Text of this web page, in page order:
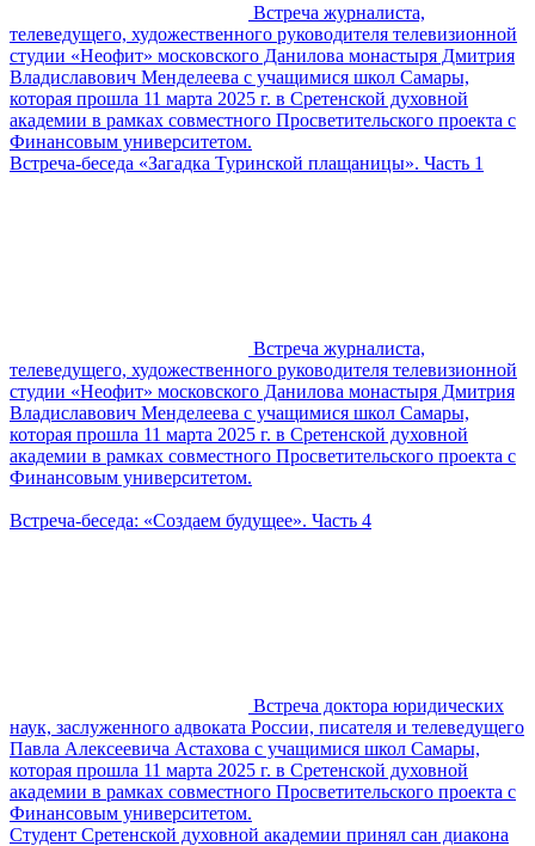
Встреча журналиста,
телеведущего, художественного руководителя телевизионной
студии «Неофит» московского Данилова монастыря Дмитрия
Владиславович Менделеева с учащимися школ Самары,
которая прошла 11 марта 2025 г. в Сретенской духовной
академии в рамках совместного Просветительского проекта с
Финансовым университетом.
Встреча-беседа «Загадка Туринской плащаницы». Часть 1
Встреча журналиста,
телеведущего, художественного руководителя телевизионной
студии «Неофит» московского Данилова монастыря Дмитрия
Владиславович Менделеева с учащимися школ Самары,
которая прошла 11 марта 2025 г. в Сретенской духовной
академии в рамках совместного Просветительского проекта с
Финансовым университетом.
Встреча-беседа: «Создаем будущее». Часть 4
Встреча доктора юридических
наук, заслуженного адвоката России, писателя и телеведущего
Павла Алексеевича Астахова с учащимися школ Самары,
которая прошла 11 марта 2025 г. в Сретенской духовной
академии в рамках совместного Просветительского проекта с
Финансовым университетом.
Студент Сретенской духовной академии принял сан диакона